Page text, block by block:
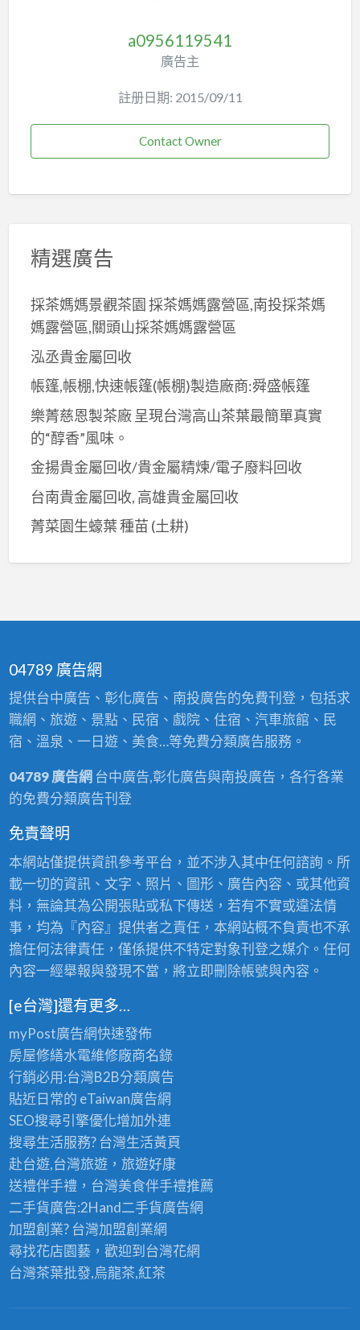
a0956119541
廣告主
註册日期: 2015/09/11
Contact Owner
精選廣告
採茶媽媽景觀茶園 採茶媽媽露營區,南投採茶媽
媽露營區,關頭山採茶媽媽露營區
泓丞貴金屬回收
帳篷,帳棚,快速帳篷(帳棚)製造廠商:舜盛帳篷
樂菁慈恩製茶廠 呈現台灣高山茶葉最簡單真實
的“醇香”風味。
金揚貴金屬回收/貴金屬精煉/電子廢料回收
台南貴金屬回收, 高雄貴金屬回收
菁菜園生蠔葉 種苗 (土耕)
04789 廣告網
提供台中廣告、彰化廣告、南投廣告的免費刊登，包括求
職網、旅遊、景點、民宿、戲院、住宿、汽車旅館、民
宿、溫泉、一日遊、美食…等免費分類廣告服務。
04789 廣告網 台中廣告,彰化廣告與南投廣告，各行各業
的免費分類廣告刊登
免責聲明
本網站僅提供資訊參考平台，並不涉入其中任何諮詢。所
載一切的資訊、文字、照片、圖形、廣告內容、或其他資
料，無論其為公開張貼或私下傳送，若有不實或違法情
事，均為『內容』提供者之責任，本網站概不負責也不承
擔任何法律責任，僅係提供不特定對象刊登之媒介。任何
內容一經舉報與發現不當，將立即刪除帳號與內容。
[e台灣]還有更多…
myPost廣告網快速發佈
房屋修繕水電維修廠商名錄
行銷必用:台灣B2B分類廣告
貼近日常的 eTaiwan廣告網
SEO搜尋引擎優化增加外連
搜尋生活服務? 台灣生活黃頁
赴台遊,台灣旅遊，旅遊好康
送禮伴手禮，台灣美食伴手禮推薦
二手貨廣告:2Hand二手貨廣告網
加盟創業? 台灣加盟創業網
尋找花店園藝，歡迎到 台灣花網
台灣茶葉批發,烏龍茶,紅茶